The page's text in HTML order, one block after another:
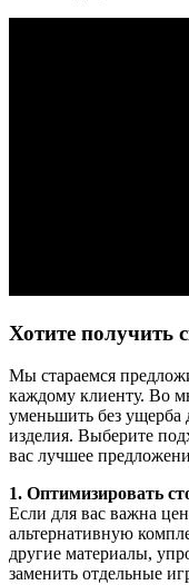
Хотите получить
Мы стараемся
каждому клиенту. Во
уменьшить без ущерба
изделия. Выберите
вас лучшее
1. Оптимизировать
Если для вас важна
альтернативную
другие материалы,
заменить отдельные